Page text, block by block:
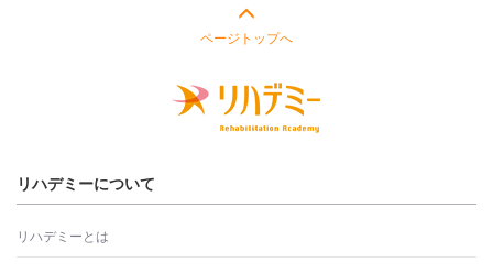
ページトップへ
リハデミーについて
リハデミーとは